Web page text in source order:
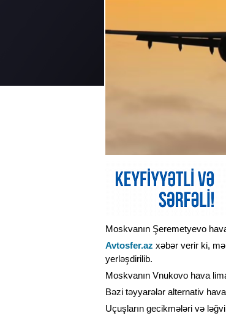
Moskvanın Şeremetyevo
Avtosfer.az xəbər verir ki,
yerləşdirilib.
Moskvanın Vnukovo hava
Bəzi təyyarələr alternativ
Uçuşların gecikmələri və